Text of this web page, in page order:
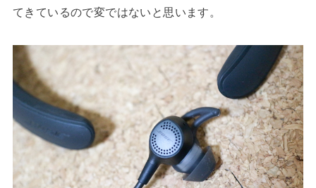
てきているので変ではないと思います。